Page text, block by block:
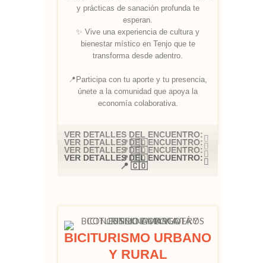
y prácticas de sanación profunda te
esperan.
✨ Vive una experiencia de cultura y
bienestar místico en Tenjo que te
transforma desde adentro.
📍Participa con tu aporte y tu presencia,
únete a la comunidad que apoya la
economía colaborativa.
VER DETALLES DEL ENCUENTRO:
📍 🇨🇴
VER DETALLES DEL ENCUENTRO:
📍 🇨🇴
VER DETALLES DEL ENCUENTRO:
📍 🇨🇴
VER DETALLES DEL ENCUENTRO:
📍 🇨🇴
BICITURISMO URBANO
Y RURAL